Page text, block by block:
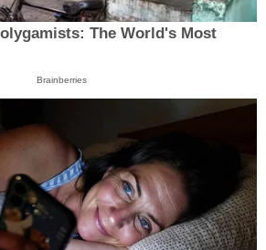
The World's Most
Brainberries